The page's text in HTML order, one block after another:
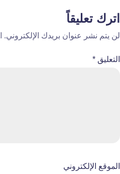
اترك تعليقاً
لن يتم نشر عنوان بريدك الإلكتروني.
التعليق *
الموقع الإلكتروني